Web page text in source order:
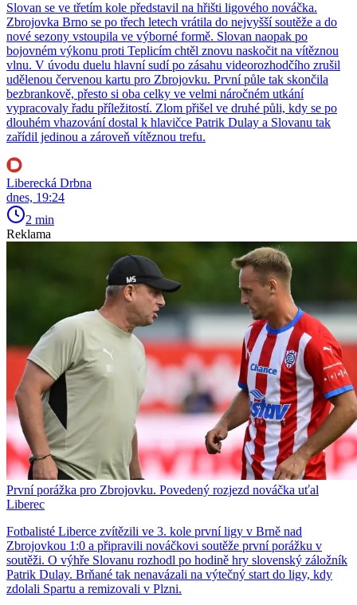
Slovan se ve třetím kole představil na hřišti ligového nováčka.
Zbrojovka Brno se po třech letech vrátila do nejvyšší soutěže a do
nové sezony vstoupila ve výborné formě. Slovan naopak po
bojovném výkonu proti Teplicím chtěl znovu naskočit na vítěznou
vlnu. V úvodu duelu hlavní sudí po zásahu videorozhodčího zrušil
udělenou červenou kartu pro Zbrojovku. První půle tak skončila
bezbrankově, přesto si oba celky ve velmi náročném utkání
vypracovaly řadu příležitostí. Zlom přišel ve druhé půli, kdy se po
dlouhém vhazování dostal k hlavičce Patrik Dulay a Slovanu tak
zařídil jedinou a zároveň vítěznou trefu.
Liberecká Drbna
dnes, 19:24
2 min
Reklama
První porážka pro Zbrojovku. Povedený rozjezd nováčka uťal
Liberec
Fotbalisté Liberce zvítězili ve 3. kole první ligy v Brně nad
Zbrojovkou 1:0 a připravili nováčkovi soutěže první porážku v
soutěži. O výhře Slovanu rozhodl po hodině hry slovenský záložník
Patrik Dulay. Brňané tak nenavázali na výtečný start do ligy, kdy
zdolali Spartu a remizovali v Plzni.